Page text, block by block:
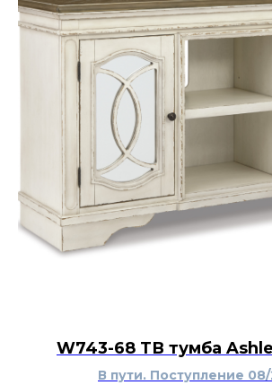
W743-68 ТВ тумба
В пути. Поступление